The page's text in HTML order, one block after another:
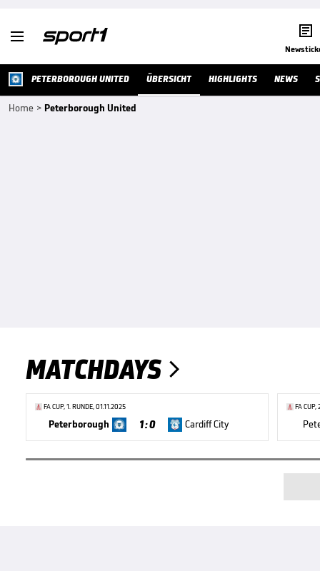
 
PETERBOROUGH UNITED ÜBERSICHT HIGHLIGHTS NEWS
Home > Peterborough United
MATCHDAYS 
FA CUP, 1. RUNDE, 01.11.2025
Peterborough 1 : 0 Cardiff City
FA CUP,